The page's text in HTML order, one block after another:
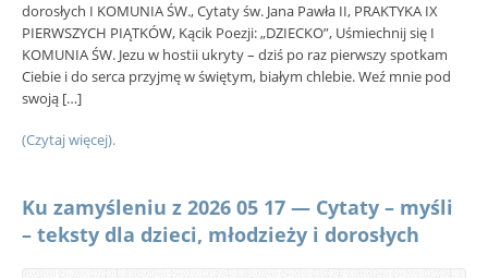
dorosłych I KOMUNIA ŚW., Cytaty św. Jana Pawła II, PRAKTYKA IX
PIERWSZYCH PIĄTKÓW, Kącik Poezji: „DZIECKO”, Uśmiechnij się I
KOMUNIA ŚW. Jezu w hostii ukryty – dziś po raz pierwszy spotkam
Ciebie i do serca przyjmę w świętym, białym chlebie. Weź mnie pod
swoją […]
(Czytaj więcej).
Ku zamyśleniu z 2026 05 17 — Cytaty – myśli
– teksty dla dzieci, młodzieży i dorosłych